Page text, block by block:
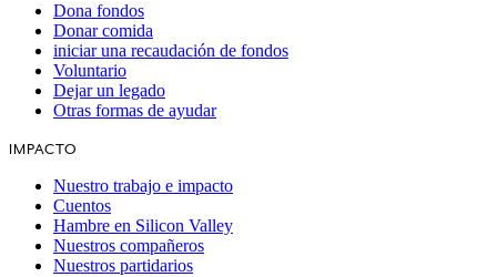
Dona fondos
Donar comida
iniciar una recaudación de fondos
Voluntario
Dejar un legado
Otras formas de ayudar
IMPACTO
Nuestro trabajo e impacto
Cuentos
Hambre en Silicon Valley
Nuestros compañeros
Nuestros partidarios